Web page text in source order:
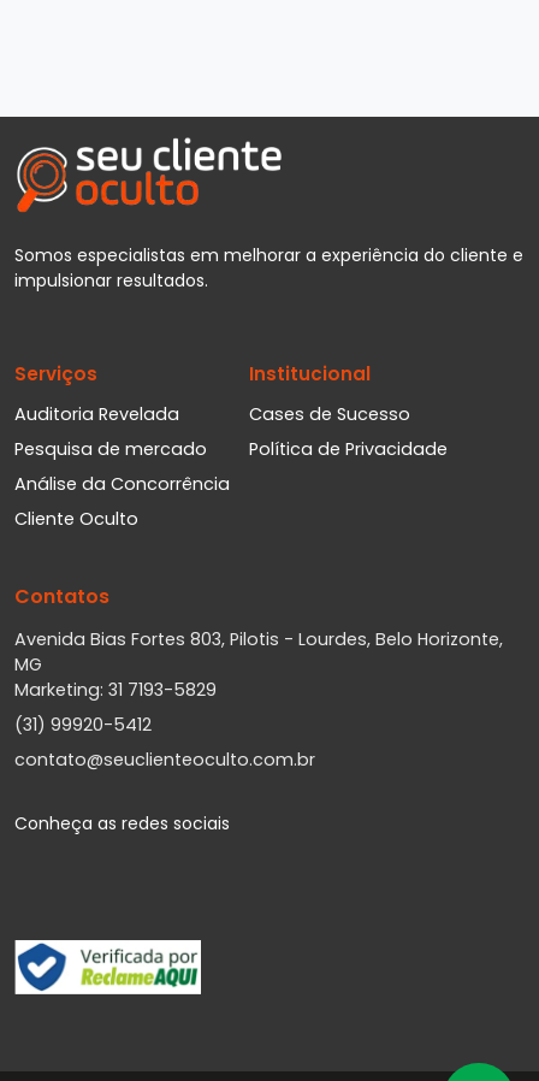
Somos especialistas em melhorar a experiência do cliente e
impulsionar resultados.
Serviços
Auditoria Revelada
Pesquisa de mercado
Análise da Concorrência
Cliente Oculto
Institucional
Cases de Sucesso
Política de Privacidade
Contatos
Avenida Bias Fortes 803, Pilotis - Lourdes, Belo Horizonte,
MG
Marketing: 31 7193-5829
(31) 99920-5412
contato@seuclienteoculto.com.br
Conheça as redes sociais